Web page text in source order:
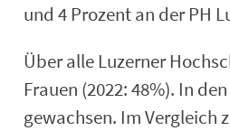
und 4 Prozent an der PH
Über alle Luzerner
Frauen (2022: 48%). In
gewachsen. Im Vergleich